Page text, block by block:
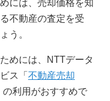
には、売却価格を知
不動産の査定を受
う。
めには、NTTデータ
ス「 不動産売却
の利用がおすすめで